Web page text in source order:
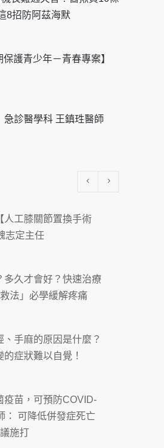
8招防阿茲海默
保護青少年－青春專案】
急診醫學科 王鎮珄醫師
洗腎？65歲男靠「這習
醫揭3招救命
！醫連收兩例中暑病例：
西園醫院回顧發展歷程與
「防癌保衛戰：健康好禮
導
人工膝關節置換手術
志定主任
多久才會好？快速治療
法」必學緩解疼痛
、手麻的原因是什麼？
症狀難以自覺！
疫苗，可預防COVID-
： 可降低併發症死亡
施打